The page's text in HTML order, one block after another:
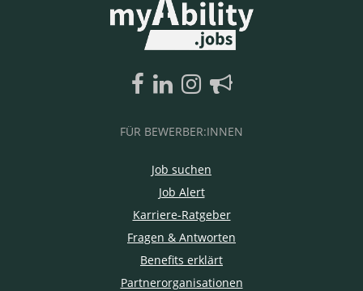
FÜR BEWERBER:INNEN
Job suchen
Job Alert
Karriere-Ratgeber
Fragen & Antworten
Benefits erklärt
Partnerorganisationen